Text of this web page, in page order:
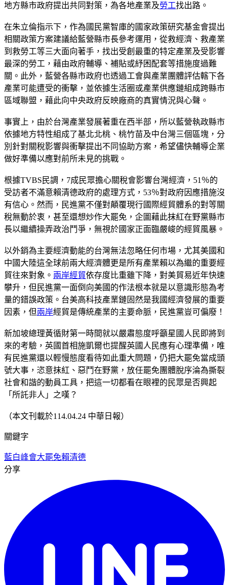
地方縣市政府提出共同對策，為各地產業及勞工找出路。
在朱立倫指示下，作為國民黨智庫的國家政策研究基金會提出
相關政策方案建議給藍營縣市長參考運用，從救經濟、救產業
到救勞工等三大面向著手，找出受創最重的特定產業及受影響
最深的勞工，藉由政府輔導、補貼或紓困配套等措施度過難
關。此外，藍營各縣市政府也透過工會與產業團體評估轄下各
產業可能遭受的衝擊，並依據生活圈或產業供應鏈組成跨縣市
區域聯盟，藉此向中央政府反映廠商的真實情況與心聲。
事實上，由於台灣產業發展著重在西半部，所以藍營執政縣市
依據地方特性組成了基北北桃、桃竹苗及中台灣三個區塊，分
別針對關稅影響與衝擊提出不同協助方案，希望儘快輔導企業
做好準備以應對前所未見的挑戰。
根據TVBS民調，7成民眾擔心關稅會影響台灣經濟，51％的
受訪者不滿意賴清德政府的處理方式，53％對政府因應措施沒
有信心。然而，民進黨不僅對顛覆現行國際經貿體系的對等關
稅無動於衷，甚至還想炒作大罷免，企圖藉此抹紅在野黨縣市
長以繼續操弄政治鬥爭，無視於國家正面臨嚴峻的經貿風暴。
以外銷為主要經濟動能的台灣無法忽略任何市場，尤其美國和
中國大陸這全球前兩大經濟體更是所有產業賴以為繼的重要經
貿往來對象。 兩岸經貿依存度比重雖下降，對美貿易近年快速
攀升，但民進黨一面倒向美國的作法根本就是以意識形態為考
量的錯誤政策。台美高科技產業鏈固然是我國經濟發展的重要
因素，但兩岸經貿是傳統產業的主要命脈，民進黨豈可偏廢！
新加坡總理黃循財第一時間就以嚴肅態度呼籲星國人民即將到
來的考驗，英國首相施凱爾也提醒英國人民應有心理準備，唯
有民進黨還以輕慢態度看待如此重大問題，仍把大罷免當成頭
號大事，恣意抹紅、惡鬥在野黨，放任罷免團體脫序淪為撕裂
社會和諧的動員工具，把這一切都看在眼裡的民眾是否興起
「所託非人」之嘆？
（本文刊載於114.04.24 中華日報）
關鍵字
藍白峰會大罷免賴清德
分享